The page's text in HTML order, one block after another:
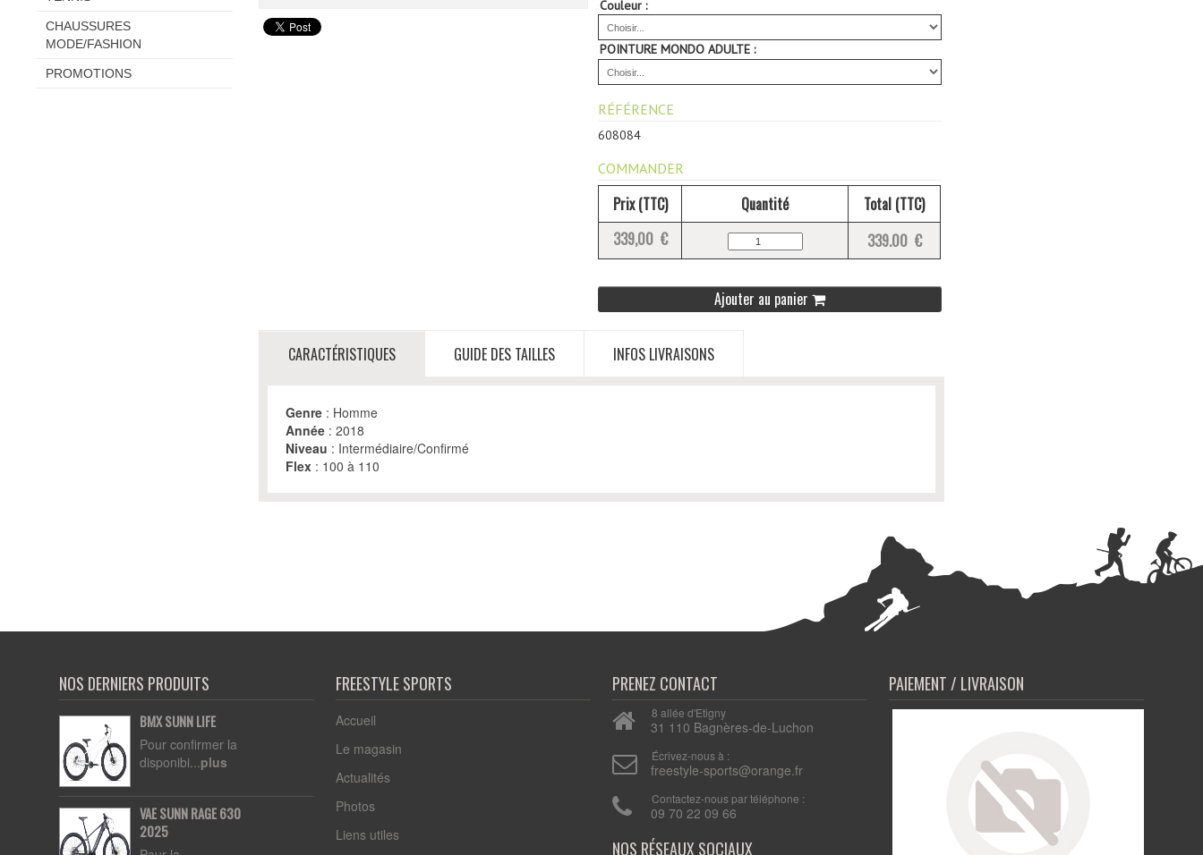
Couleur :
POINTURE MONDO ADULTE :
RÉFÉRENCE
608084
COMMANDER
Prix (TTC) Quantité
Total (TTC)
339,00 €
339.00 €
Ajouter au panier
CARACTÉRISTIQUES GUIDE DES TAILLES INFOS LIVRAISONS
Genre: Homme
Année: 2018
Niveau : Intermédiaire/Confirmé
Flex : 100 à 110
CHAUSSURES
MODE/FASHION
PROMOTIONS
NOS DERNIERS PRODUITS
BMX SUNN LIFE
Pour confirmer la
disponibi...plus
VAE SUNN RAGE 630
2025
FREESTYLE SPORTS
Accueil
Le magasin
Actualités
Photos
Liens utiles
PRENEZ CONTACT
8 allée d'Etigny
31 110 Bagnères-de-Luchon
Écrivez-nous à :
freestyle-sports@orange.fr
Contactez-nous par téléphone :
09 70 22 09 66
PAIEMENT / LIVRAISON